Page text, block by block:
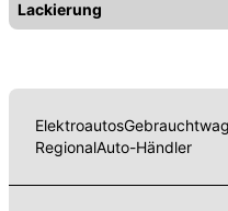
Lackierung
Elektroautos
RegionalAuto-Händler